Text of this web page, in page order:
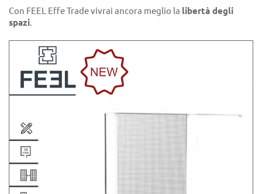
Con FEEL Effe Trade vivrai ancora meglio la libertà degli
spazi.